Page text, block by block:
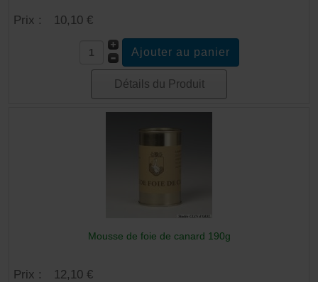
Prix : 10,10 €
Détails du Produit
Mousse de foie de canard 190g
Prix : 12,10 €